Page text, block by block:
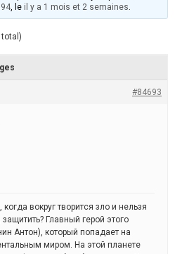
, le il y a 1 mois et 2 semaines.
#84693
вокруг творится зло и нельзя
Главный герой этого
Антон), который попадает на
миром. На этой планете